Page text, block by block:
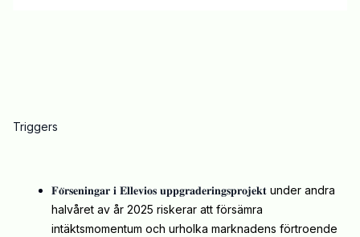
Triggers
𝐅𝐨̈𝐫𝐬𝐞𝐧𝐢𝐧𝐠𝐚𝐫 𝐢 𝐄𝐥𝐥𝐞𝐯𝐢𝐨𝐬 𝐮𝐩𝐩𝐠𝐫𝐚𝐝𝐞𝐫𝐢𝐧𝐠𝐬𝐩𝐫𝐨𝐣𝐞𝐤𝐭 under andra
halvåret av år 2025 riskerar att försämra
intäktsmomentum och urholka marknadens förtroende